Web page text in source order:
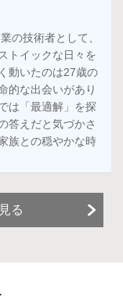
の技術者として、
トイックな日々を
動いたのは27歳の
的な出会いがあり
は「最適解」を探
答えだと気づかさ
族との穏やかな時
る